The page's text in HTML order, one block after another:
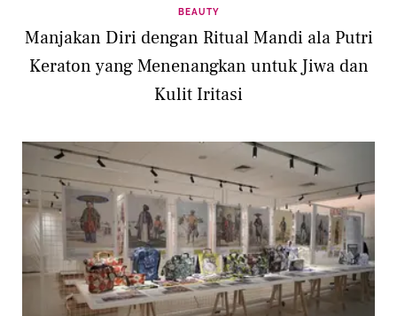
BEAUTY
Manjakan Diri dengan Ritual Mandi ala Putri
Keraton yang Menenangkan untuk Jiwa dan
Kulit Iritasi